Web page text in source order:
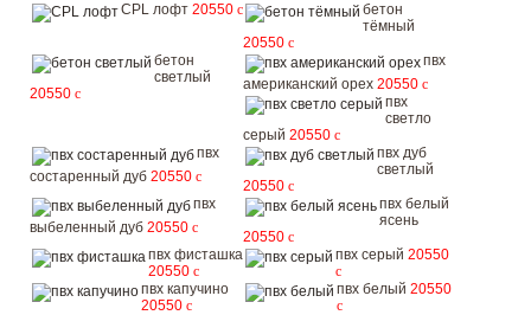
CPL лофт 20550 c
бетон
тёмный
20550 c
бетон
светлый
20550 c
пвх
американский орех 20550 c
пвх
светло
серый 20550 c
пвх
состаренный дуб 20550 c
пвх дуб
светлый
20550 c
пвх
выбеленный дуб 20550 c
пвх белый
ясень
20550 c
пвх фисташка
20550 c
пвх серый 20550
c
пвх капучино
20550 c
пвх белый 20550
c